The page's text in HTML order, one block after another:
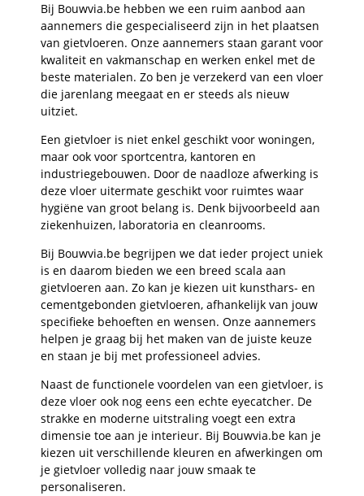
Bij Bouwvia.be hebben we een ruim aanbod aan
aannemers die gespecialiseerd zijn in het plaatsen
van gietvloeren. Onze aannemers staan garant voor
kwaliteit en vakmanschap en werken enkel met de
beste materialen. Zo ben je verzekerd van een vloer
die jarenlang meegaat en er steeds als nieuw
uitziet.
Een gietvloer is niet enkel geschikt voor woningen,
maar ook voor sportcentra, kantoren en
industriegebouwen. Door de naadloze afwerking is
deze vloer uitermate geschikt voor ruimtes waar
hygiëne van groot belang is. Denk bijvoorbeeld aan
ziekenhuizen, laboratoria en cleanrooms.
Bij Bouwvia.be begrijpen we dat ieder project uniek
is en daarom bieden we een breed scala aan
gietvloeren aan. Zo kan je kiezen uit kunsthars- en
cementgebonden gietvloeren, afhankelijk van jouw
specifieke behoeften en wensen. Onze aannemers
helpen je graag bij het maken van de juiste keuze
en staan je bij met professioneel advies.
Naast de functionele voordelen van een gietvloer, is
deze vloer ook nog eens een echte eyecatcher. De
strakke en moderne uitstraling voegt een extra
dimensie toe aan je interieur. Bij Bouwvia.be kan je
kiezen uit verschillende kleuren en afwerkingen om
je gietvloer volledig naar jouw smaak te
personaliseren.